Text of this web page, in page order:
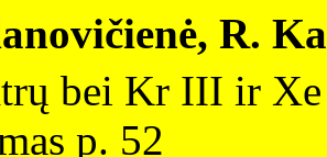
R.
bei Kr III ir
p. 52